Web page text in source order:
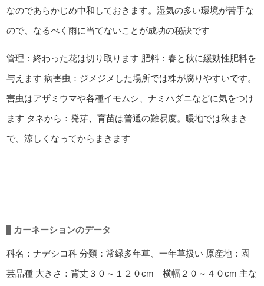
なのであらかじめ中和しておきます。湿気の多い環境が苦手な
ので、なるべく雨に当てないことが成功の秘訣です
管理：終わった花は切り取ります 肥料：春と秋に緩効性肥料を
与えます 病害虫：ジメジメした場所では株が腐りやすいです。
害虫はアザミウマや各種イモムシ、ナミハダニなどに気をつけ
ます タネから：発芽、育苗は普通の難易度。暖地では秋まき
で、涼しくなってからまきます
カーネーションのデータ
科名：ナデシコ科 分類：常緑多年草、一年草扱い 原産地：園
芸品種 大きさ：背丈３０～１２０cm 横幅２０～４０cm 主な